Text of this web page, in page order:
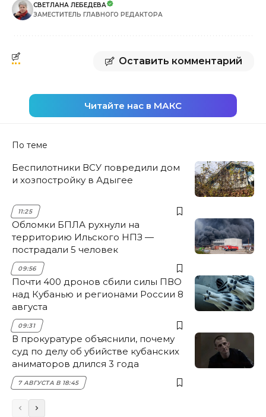
СВЕТЛАНА ЛЕБЕДЕВА
ЗАМЕСТИТЕЛЬ ГЛАВНОГО РЕДАКТОРА
Оставить комментарий
Читайте нас в МАКС
По теме
Беспилотники ВСУ повредили дом
и хозпостройку в Адыгее
11:25
Обломки БПЛА рухнули на
территорию Ильского НПЗ —
пострадали 5 человек
09:56
Почти 400 дронов сбили силы ПВО
над Кубанью и регионами России 8
августа
09:31
В прокуратуре объяснили, почему
суд по делу об убийстве кубанских
аниматоров длился 3 года
7 АВГУСТА В 18:45